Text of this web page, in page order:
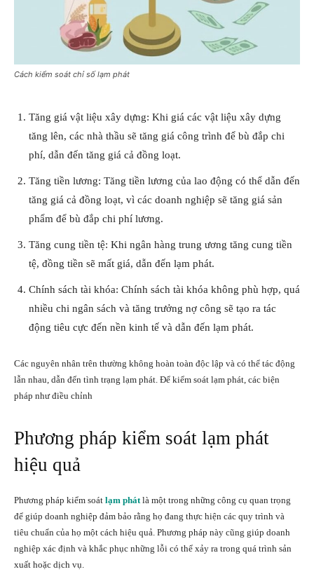
Cách kiểm soát chỉ số lạm phát
Tăng giá vật liệu xây dựng: Khi giá các vật liệu xây dựng
tăng lên, các nhà thầu sẽ tăng giá công trình để bù đắp chi
phí, dẫn đến tăng giá cả đồng loạt.
Tăng tiền lương: Tăng tiền lương của lao động có thể dẫn đến
tăng giá cả đồng loạt, vì các doanh nghiệp sẽ tăng giá sản
phẩm để bù đắp chi phí lương.
Tăng cung tiền tệ: Khi ngân hàng trung ương tăng cung tiền
tệ, đồng tiền sẽ mất giá, dẫn đến lạm phát.
Chính sách tài khóa: Chính sách tài khóa không phù hợp, quá
nhiều chi ngân sách và tăng trưởng nợ công sẽ tạo ra tác
động tiêu cực đến nền kinh tế và dẫn đến lạm phát.
Các nguyên nhân trên thường không hoàn toàn độc lập và có thể tác động
lẫn nhau, dẫn đến tình trạng lạm phát. Để kiểm soát lạm phát, các biện
pháp như điều chỉnh
Phương pháp kiểm soát lạm phát
hiệu quả
Phương pháp kiểm soát lạm phát là một trong những công cụ quan trọng
để giúp doanh nghiệp đảm bảo rằng họ đang thực hiện các quy trình và
tiêu chuẩn của họ một cách hiệu quả. Phương pháp này cũng giúp doanh
nghiệp xác định và khắc phục những lỗi có thể xảy ra trong quá trình sản
xuất hoặc dịch vụ.